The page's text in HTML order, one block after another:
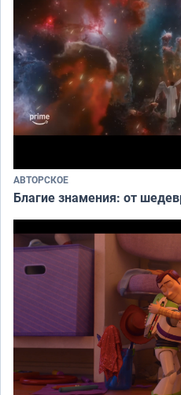
АВТОРСКОЕ
Благие знамения: от